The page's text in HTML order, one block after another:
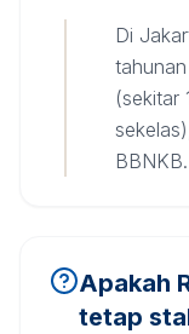
Di
(sekitar
BBNKB.
Apakah
tetap